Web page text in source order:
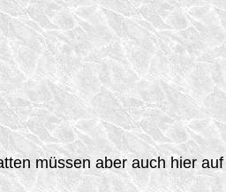
müssen aber auch hier